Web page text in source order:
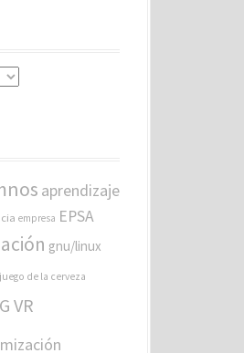
aprendizaje
empresa EPSA
gnu/linux
juego de la cerveza
VR